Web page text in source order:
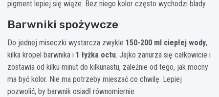
pigment lepiej się wiąże. Bez niego kolor często wychodzi blady.
Barwniki spożywcze
Do jednej miseczki wystarcza zwykle 150-200 ml ciepłej wody,
kilka kropel barwnika i 1 łyżka octu. Jajko zanurza się całkowicie i
zostawia od kilku minut do kilkunastu, zależnie od tego, jak mocny
ma być kolor. Nie ma potrzeby mieszać co chwilę. Lepiej
pozwolić, by barwnik osiadł równomiernie.